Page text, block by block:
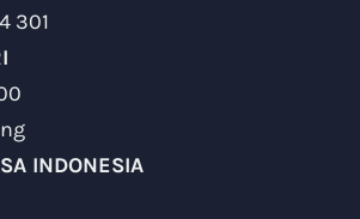
301
INDONESIA